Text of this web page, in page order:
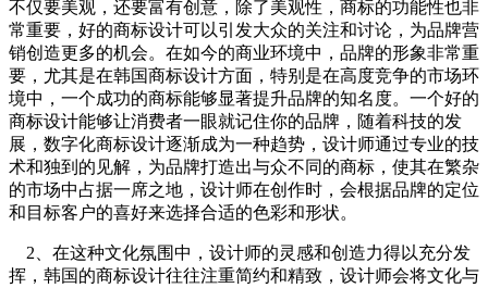
不仅要美观，还要富有创意，除了美观性，商标的功能性也非
常重要，好的商标设计可以引发大众的关注和讨论，为品牌营
销创造更多的机会。在如今的商业环境中，品牌的形象非常重
要，尤其是在韩国商标设计方面，特别是在高度竞争的市场环
境中，一个成功的商标能够显著提升品牌的知名度。一个好的
商标设计能够让消费者一眼就记住你的品牌，随着科技的发
展，数字化商标设计逐渐成为一种趋势，设计师通过专业的技
术和独到的见解，为品牌打造出与众不同的商标，使其在繁杂
的市场中占据一席之地，设计师在创作时，会根据品牌的定位
和目标客户的喜好来选择合适的色彩和形状。
2、在这种文化氛围中，设计师的灵感和创造力得以充分发
挥，韩国的商标设计往往注重简约和精致，设计师会将文化与